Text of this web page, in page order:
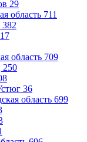
29
область 711
382
область 709
250
36
область 699